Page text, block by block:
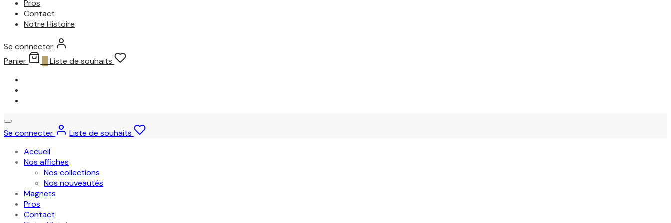
Pros
Contact
Notre Histoire
Se connecter
Panier
Liste de souhaits
Se connecter
Liste de souhaits
Accueil
Nos affiches
Nos collections
Nos nouveautés
Magnets
Pros
Contact